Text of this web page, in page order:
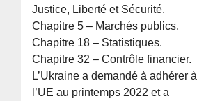
Justice, Liberté et Sécurité.
Chapitre 5 – Marchés publics.
Chapitre 18 – Statistiques.
Chapitre 32 – Contrôle financier.
L’Ukraine a demandé à adhérer à
l’UE au printemps 2022 et a